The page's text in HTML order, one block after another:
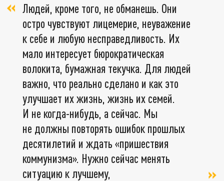
Людей, кроме того, не обманешь. Они
остро чувствуют лицемерие, неуважение
к себе и любую несправедливость. Их
мало интересует бюрократическая
волокита, бумажная текучка. Для людей
важно, что реально сделано и как это
улучшает их жизнь, жизнь их семей.
И не когда-нибудь, а сейчас. Мы
не должны повторять ошибок прошлых
десятилетий и ждать «пришествия
коммунизма». Нужно сейчас менять
ситуацию к лучшему,